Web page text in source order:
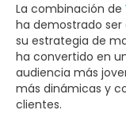
La combinación de
ha demostrado
su estrategia de
ha convertido en
audiencia más
más dinámicas y
clientes.